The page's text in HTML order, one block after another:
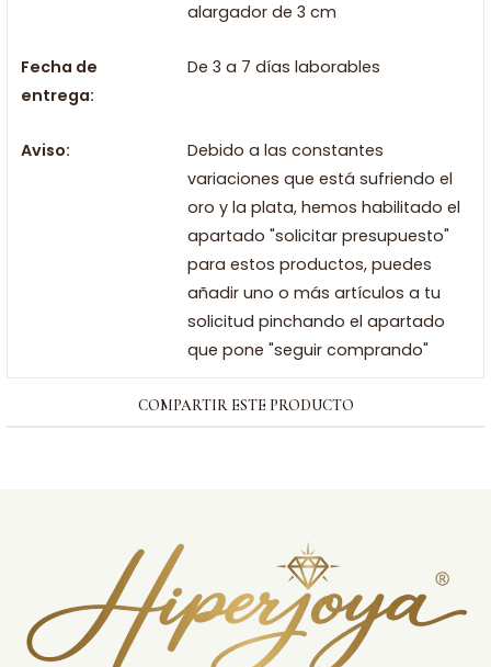
alargador de 3 cm
Fecha de
entrega:
De 3 a 7 días laborables
Aviso:
Debido a las constantes
variaciones que está sufriendo el
oro y la plata, hemos habilitado el
apartado "solicitar presupuesto"
para estos productos, puedes
añadir uno o más artículos a tu
solicitud pinchando el apartado
que pone "seguir comprando"
COMPARTIR ESTE PRODUCTO